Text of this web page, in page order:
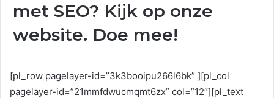
met SEO? Kijk op onze
website. Doe mee!
[pl_row pagelayer-id=”3k3booipu266l6bk” ][pl_col
pagelayer-id=”21mmfdwucmqmt6zx” col=”12″][pl_text